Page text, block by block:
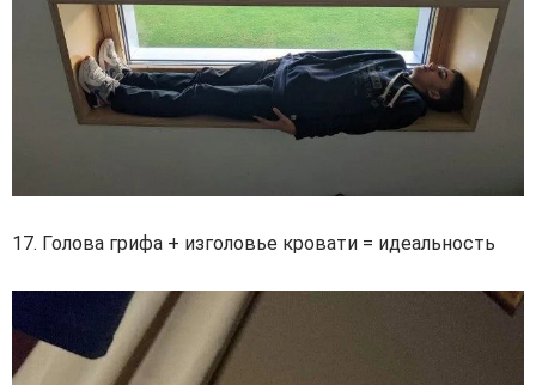
17. Голова грифа + изголовье кровати = идеальность